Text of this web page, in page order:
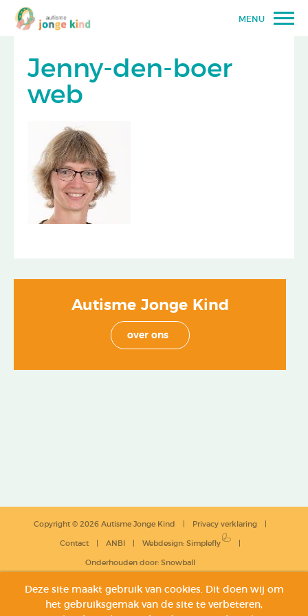
MENU
Jenny-den-boer
web
Autisme Jonge Kind
over ons
Copyright © 2026 Autisme Jonge Kind Privacy verklaring
Contact ANBI Webdesign: Simplefly
Onderhouden door: Snowball
Deze site maakt gebruik van cookies. Dit doen wij om
het gebruiksgemak van de site te verbeteren,